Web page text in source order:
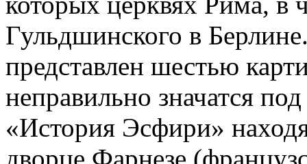
Гульдшинского в
представлен шестью
неправиль­но значатся
«История Эсфири»
дворце Фарнезе